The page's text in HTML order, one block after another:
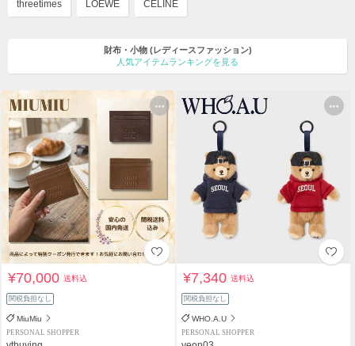
threetimes LOEWE CELINE
財布・小物 (レディースファッション)
人気アイテムランキングを見る
¥70,000送料込
関税負担なし
MiuMiu
PERSONAL SHOPPER
¥7,340送料込
関税負担なし
WHO.A.U
PERSONAL SHOPPER